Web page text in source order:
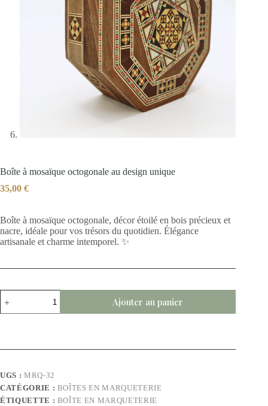
Boîte à mosaïque octogonale au design unique
35,00 €
Boîte à mosaïque octogonale, décor étoilé en bois précieux et
nacre, idéale pour vos trésors du quotidien. Élégance
artisanale et charme intemporel. ✨
Ajouter au panier
UGS : MRQ-32
CATÉGORIE : BOÎTES EN MARQUETERIE
ÉTIQUETTE : BOÎTE EN MARQUETERIE